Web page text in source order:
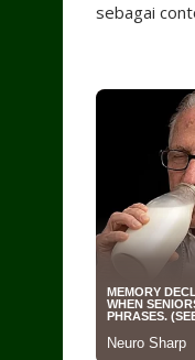
sebagai